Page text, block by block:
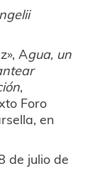
Agua, un
,
Foro
en
de julio de